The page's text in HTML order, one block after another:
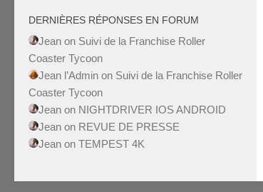
DERNIÈRES RÉPONSES EN FORUM
Jean on Suivi de la Franchise Roller
Coaster Tycoon
Jean l’Admin on Suivi de la Franchise Roller
Coaster Tycoon
Jean on NIGHTDRIVER IOS ANDROID
Jean on REVUE DE PRESSE
Jean on TEMPEST 4K